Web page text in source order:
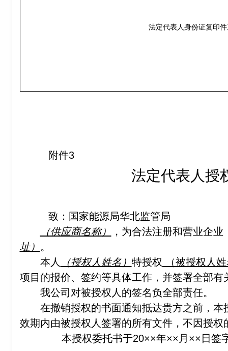
法定代表人身份证复印
附件3
法定代表人授
致：国家能源局华北监管局
（供应商名称）
，为合法注册和营业企业
址） 。
本人
（授权人姓名） 特授权 （被授权人
项目的报价、签约等具体工作，并签署全部有
我公司对被授权人的签名负全部责任。
在撤销授权的书面通知抵达贵方之前，
效期内由被授权人签署的所有文件，不因授权
本授权委托书于20××年××月××日签